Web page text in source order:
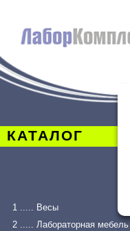
КАТАЛОГ
1 ..... Весы
2 ..... Лабораторная мебель